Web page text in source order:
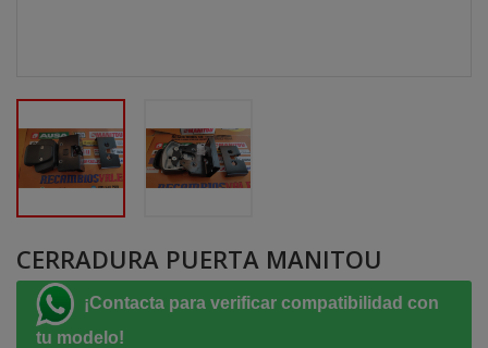
CERRADURA PUERTA MANITOU
¡Contacta para verificar compatibilidad con
tu modelo!